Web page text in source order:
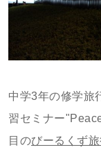
中学3年の修学旅
習セミナー
目のびーるくず